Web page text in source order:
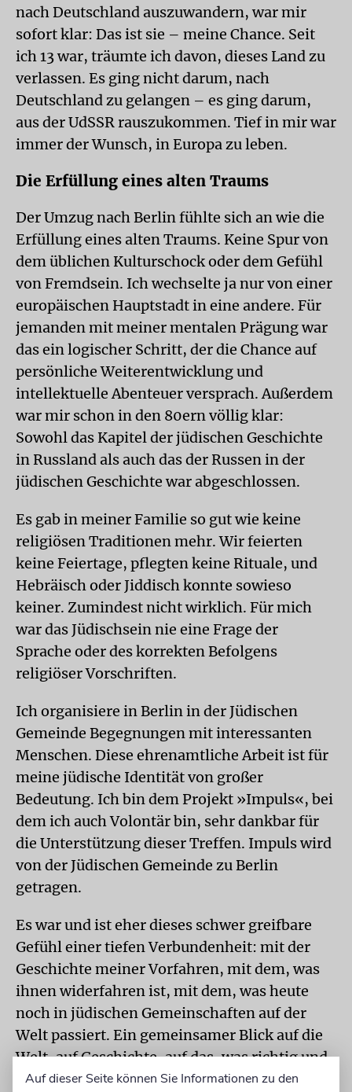
nach Deutschland auszuwandern, war mir
sofort klar: Das ist sie – meine Chance. Seit
ich 13 war, träumte ich davon, dieses Land zu
verlassen. Es ging nicht darum, nach
Deutschland zu gelangen – es ging darum,
aus der UdSSR rauszukommen. Tief in mir war
immer der Wunsch, in Europa zu leben.
Die Erfüllung eines alten Traums
Der Umzug nach Berlin fühlte sich an wie die
Erfüllung eines alten Traums. Keine Spur von
dem üblichen Kulturschock oder dem Gefühl
von Fremdsein. Ich wechselte ja nur von einer
europäischen Hauptstadt in eine andere. Für
jemanden mit meiner mentalen Prägung war
das ein logischer Schritt, der die Chance auf
persönliche Weiterentwicklung und
intellektuelle Abenteuer versprach. Außerdem
war mir schon in den 80ern völlig klar:
Sowohl das Kapitel der jüdischen Geschichte
in Russland als auch das der Russen in der
jüdischen Geschichte war abgeschlossen.
Es gab in meiner Familie so gut wie keine
religiösen Traditionen mehr. Wir feierten
keine Feiertage, pflegten keine Rituale, und
Hebräisch oder Jiddisch konnte sowieso
keiner. Zumindest nicht wirklich. Für mich
war das Jüdischsein nie eine Frage der
Sprache oder des korrekten Befolgens
religiöser Vorschriften.
Ich organisiere in Berlin in der Jüdischen
Gemeinde Begegnungen mit interessanten
Menschen. Diese ehrenamtliche Arbeit ist für
meine jüdische Identität von großer
Bedeutung. Ich bin dem Projekt »Impuls«, bei
dem ich auch Volontär bin, sehr dankbar für
die Unterstützung dieser Treffen. Impuls wird
von der Jüdischen Gemeinde zu Berlin
getragen.
Es war und ist eher dieses schwer greifbare
Gefühl einer tiefen Verbundenheit: mit der
Geschichte meiner Vorfahren, mit dem, was
ihnen widerfahren ist, mit dem, was heute
noch in jüdischen Gemeinschaften auf der
Welt passiert. Ein gemeinsamer Blick auf die
Welt, auf Geschichte, auf das, was richtig und
falsch ist. Da ist etwas. Ein Funke von
Auf dieser Seite können Sie Informationen zu den